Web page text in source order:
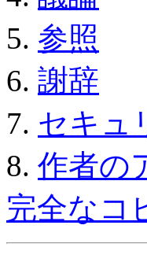
5. 参照
6. 謝辞
7. セキュ
8. 作者の
完全なコ